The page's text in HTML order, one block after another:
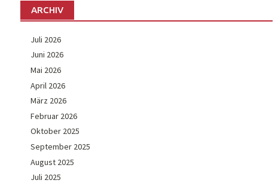
ARCHIV
Juli 2026
Juni 2026
Mai 2026
April 2026
März 2026
Februar 2026
Oktober 2025
September 2025
August 2025
Juli 2025